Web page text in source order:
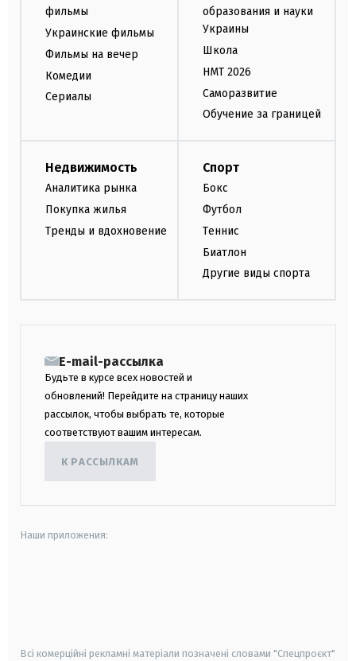
фильмы
Украинские фильмы
Фильмы на вечер
Комедии
Сериалы
образования и науки
Украины
Школа
НМТ 2026
Саморазвитие
Обучение за границей
Недвижимость
Аналитика рынка
Покупка жилья
Тренды и вдохновение
Спорт
Бокс
Футбол
Теннис
Биатлон
Другие виды спорта
E-mail-рассылка
Будьте в курсе всех новостей и
обновлений! Перейдите на страницу наших
рассылок, чтобы выбрать те, которые
соответствуют вашим интересам.
К РАССЫЛКАМ
Наши приложения:
Всі комерційні рекламні матеріали позначені словами "Спецпроєкт"